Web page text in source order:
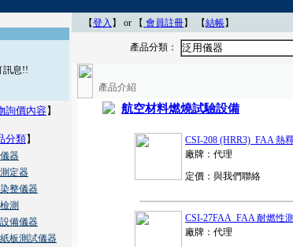
訊息!!
詢價內容】
分類】
器
定器
整儀器
測
備儀器
板測試儀器
【登入 】 or 【 會員註冊】 【結帳】
產品分類： 泛用儀器
產品介紹
航空材料燃燒試驗設備
CSI-208 (HRR3) FAA 熱
廠牌：代理
定價：與我們聯絡
CSI-27FAA FAA 耐燃性
廠牌：代理